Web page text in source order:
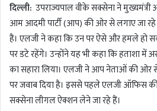
a
n
e
m
a
i
l
दिल्ली: उपराज्यपाल वीके सक्सेना ने
आम आदमी पार्टी (आप) की ओर से लगाए जा रहे
है। एलजी ने कहा कि उन पर ऐसे और हमले हो
पर डटे रहेंगे। उन्होंने यह भी कहा कि हताशा में
का सहारा लिया। एलजी ने आप नेताओं की ओर
पर जवाब दिया है। इससे पहले एलजी ऑफिस
सक्सेना लीगल ऐक्शन लेने जा रहे हैं।